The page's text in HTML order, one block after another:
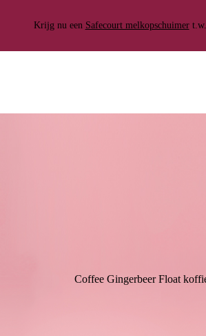
verzending
voor
★★★★★
Krijg nu een Safecourt melkopschuimer
Coffee Gingerbeer Float